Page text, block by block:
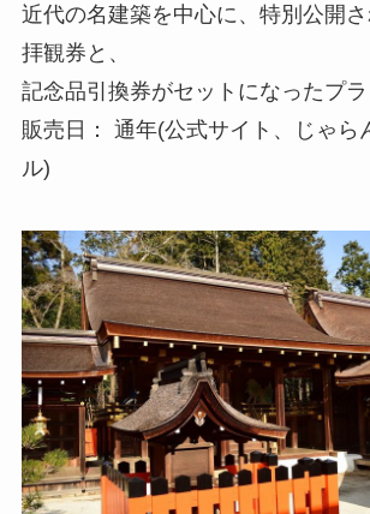
近代の名建築を中心に、特別公開
拝観券と、
記念品引換券がセットになったプラ
販売日： 通年(公式サイト、じゃら
ル)